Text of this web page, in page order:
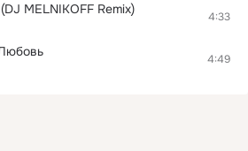
MELNIKOFF Remix) 4:33
4:49